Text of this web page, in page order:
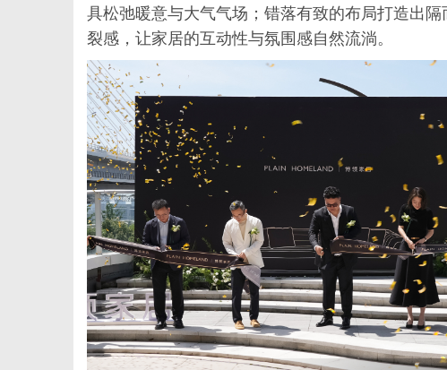
具松弛暖意与大气气场；错落有致的布局打造出
裂感，让家居的互动性与氛围感自然流淌。